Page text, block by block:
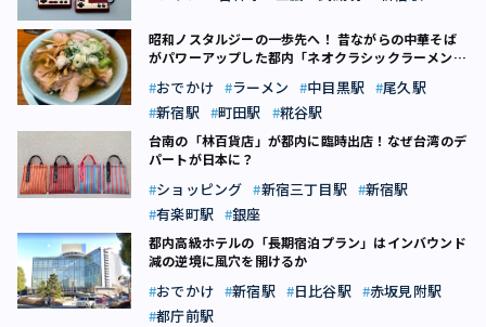
昭和ノスタルジーの一歩先へ！ 昔ながらの中華そば
がパワーアップした都内「ネオクラシックラーメン」
おでかけ ラーメン 中目黒駅
尾久駅
新宿駅
町田駅 糀谷駅
台南の「林百貨店」が都内に臨時出店！――なぜ台湾のデ
パートが日本に？
ショッピング 新宿三丁目駅
新宿駅
有楽町駅
銀座
都内高級ホテルの「長期宿泊プラン」はインバウンド
減の逆境に風穴を開けるか
おでかけ 新宿駅 日比谷駅
赤坂見附駅
都庁前駅